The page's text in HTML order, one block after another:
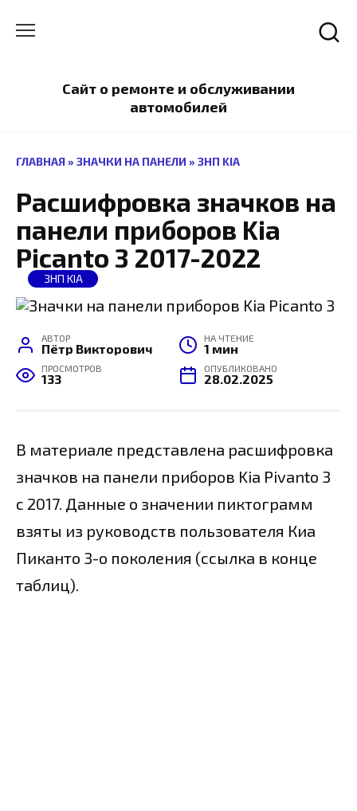
содержанию
Сайт о ремонте и обслуживании
автомобилей
ГЛАВНАЯ » ЗНАЧКИ НА ПАНЕЛИ » ЗНП KIA
Расшифровка значков на
панели приборов Kia
Picanto 3 2017-2022
ЗНП KIA
АВТОР
Пётр Викторович
НА ЧТЕНИЕ
1 мин
ПРОСМОТРОВ
133
ОПУБЛИКОВАНО
28.02.2025
В материале представлена расшифровка
значков на панели приборов Kia Pivanto 3
с 2017. Данные о значении пиктограмм
взяты из руководств пользователя Киа
Пиканто 3-о поколения (ссылка в конце
таблиц).